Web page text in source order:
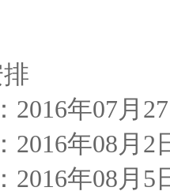
2016年07月
2016年08月2
2016年08月5